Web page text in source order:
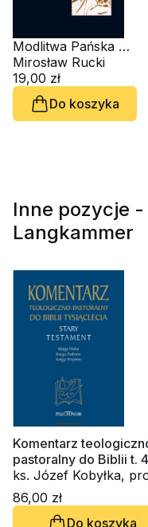
Modlitwa Pańska w
kontekście
żydowskich
adresatów Ewangelii
Mateusza
Mirosław Rucki
19,00 zł
Do koszyka
Inne pozycje
Langkammer
Komentarz
pastoralny do Biblii t.
Stary Testament
ks. Józef Kobyłka,
dr hab. Hugolin
Langkammer, ks.
Mieczysław
86,00 zł
Do koszyka